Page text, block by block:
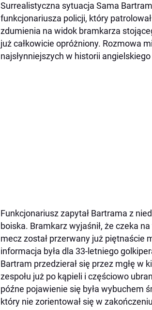
Surrealistyczna sytuacja Sama
funkcjonariusza policji, który
zdumienia na widok bramkarza
już całkowicie opróżniony. Rozmowa
najsłynniejszych w historii
Funkcjonariusz zapytał Bartrama z
boiska. Bramkarz wyjaśnił, że czeka
mecz został przerwany już piętnaście
informacja była dla 33-letniego
Bartram przedzierał się przez mgłę w
zespołu już po kąpieli i częściowo
późne pojawienie się była wybuchem
który nie zorientował się w